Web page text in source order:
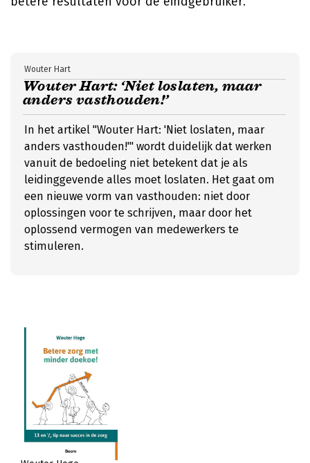
Wouter Hart: ‘Niet loslaten, maar
anders vasthouden!’
Wouter Hart
In het artikel "Wouter Hart: 'Niet loslaten, maar
anders vasthouden!'" wordt duidelijk dat werken
vanuit de bedoeling niet betekent dat je als
leidinggevende alles moet loslaten. Het gaat om
een nieuwe vorm van vasthouden: niet door
oplossingen voor te schrijven, maar door het
oplossend vermogen van medewerkers te
stimuleren.